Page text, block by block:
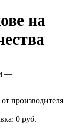
на
—
производителя
0 руб.